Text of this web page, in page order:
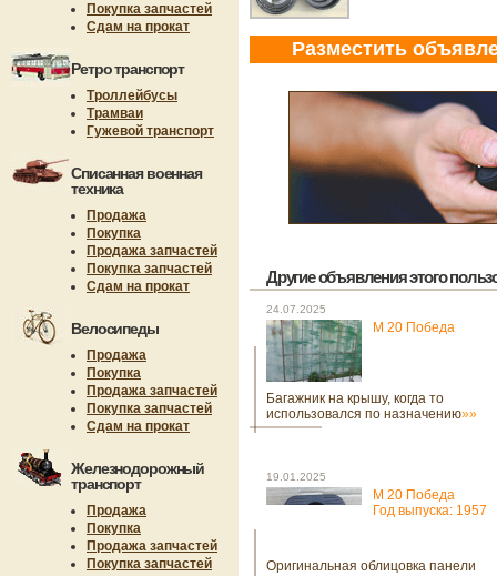
Покупка запчастей
Сдам на прокат
Ретро транспорт
Троллейбусы
Трамваи
Гужевой транспорт
Списанная военная
техника
Продажа
Покупка
Продажа запчастей
Покупка запчастей
Сдам на прокат
Велосипеды
Продажа
Покупка
Продажа запчастей
Покупка запчастей
Сдам на прокат
Железнодорожный
транспорт
Продажа
Покупка
Продажа запчастей
Покупка запчастей
Разместить
Другие объявления этого
24.07.2025
М 20 Победа
Багажник на крышу, когда то
использовался по назначению»»
19.01.2025
М 20 Победа
Год выпуска: 1957
Оригинальная облицовка панели